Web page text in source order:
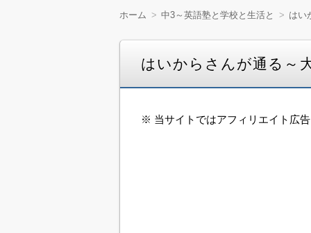
ホーム 中3～英語塾と学校と生活と はい
はいからさんが通る～
※ 当サイトではアフィリエイト広